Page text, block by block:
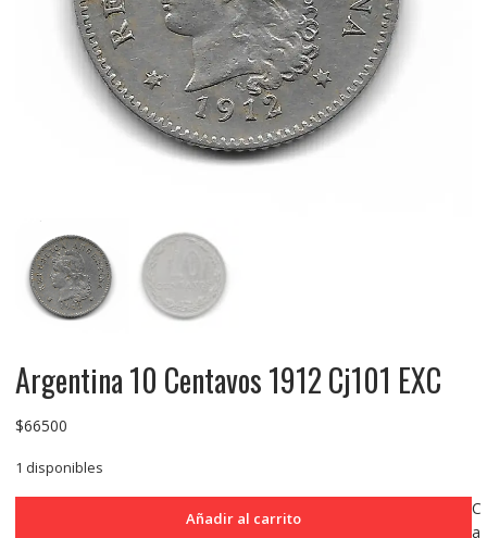
Argentina 10 Centavos 1912 Cj101 EXC
$66500
1 disponibles
Añadir al carrito
C
a